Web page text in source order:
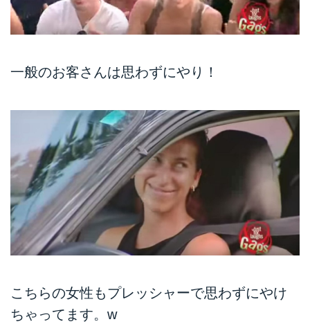
一般のお客さんは思わずにやり！
こちらの女性もプレッシャーで思わずにやけ
ちゃってます。w